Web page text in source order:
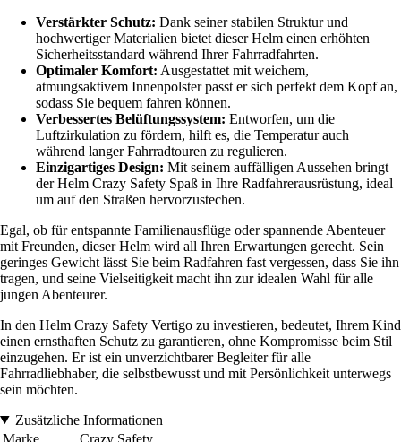
Verstärkter Schutz: Dank seiner stabilen Struktur und
hochwertiger Materialien bietet dieser Helm einen erhöhten
Sicherheitsstandard während Ihrer Fahrradfahrten.
Optimaler Komfort: Ausgestattet mit weichem,
atmungsaktivem Innenpolster passt er sich perfekt dem Kopf an,
sodass Sie bequem fahren können.
Verbessertes Belüftungssystem: Entworfen, um die
Luftzirkulation zu fördern, hilft es, die Temperatur auch
während langer Fahrradtouren zu regulieren.
Einzigartiges Design: Mit seinem auffälligen Aussehen bringt
der Helm Crazy Safety Spaß in Ihre Radfahrerausrüstung, ideal
um auf den Straßen hervorzustechen.
Egal, ob für entspannte Familienausflüge oder spannende Abenteuer
mit Freunden, dieser Helm wird all Ihren Erwartungen gerecht. Sein
geringes Gewicht lässt Sie beim Radfahren fast vergessen, dass Sie ihn
tragen, und seine Vielseitigkeit macht ihn zur idealen Wahl für alle
jungen Abenteurer.
In den Helm Crazy Safety Vertigo zu investieren, bedeutet, Ihrem Kind
einen ernsthaften Schutz zu garantieren, ohne Kompromisse beim Stil
einzugehen. Er ist ein unverzichtbarer Begleiter für alle
Fahrradliebhaber, die selbstbewusst und mit Persönlichkeit unterwegs
sein möchten.
Zusätzliche Informationen
Marke
Crazy Safety